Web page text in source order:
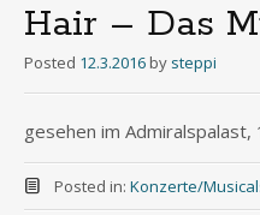
Hair – Das
Posted 12.3.2016 by steppi
gesehen im
Posted in: Konzerte/